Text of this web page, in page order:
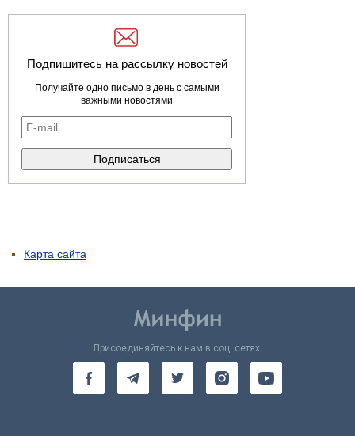
Подпишитесь на рассылку новостей
Получайте одно письмо в день с самыми
важными новостями
Карта сайта
Присоединяйтесь к нам в соц. сетях: